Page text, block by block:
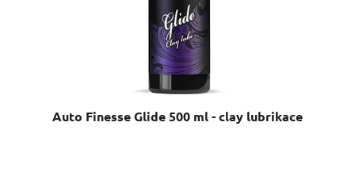
Auto Finesse Glide 500 ml - clay lubrikace